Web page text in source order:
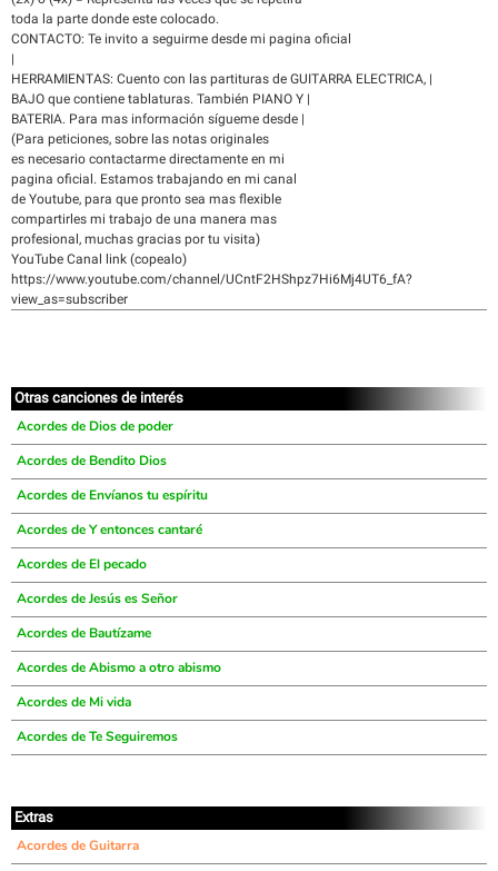
toda la parte donde este colocado.
CONTACTO: Te invito a seguirme desde mi pagina oficial
|
HERRAMIENTAS: Cuento con las partituras de GUITARRA ELECTRICA, |
BAJO que contiene tablaturas. También PIANO Y |
BATERIA. Para mas información sígueme desde |
(Para peticiones, sobre las notas originales
es necesario contactarme directamente en mi
pagina oficial. Estamos trabajando en mi canal
de Youtube, para que pronto sea mas flexible
compartirles mi trabajo de una manera mas
profesional, muchas gracias por tu visita)
YouTube Canal link (copealo)
https://www.youtube.com/channel/UCntF2HShpz7Hi6Mj4UT6_fA?
view_as=subscriber
Otras canciones de interés
Acordes de Dios de poder
Acordes de Bendito Dios
Acordes de Envíanos tu espíritu
Acordes de Y entonces cantaré
Acordes de El pecado
Acordes de Jesús es Señor
Acordes de Bautízame
Acordes de Abismo a otro abismo
Acordes de Mi vida
Acordes de Te Seguiremos
Extras
Acordes de Guitarra